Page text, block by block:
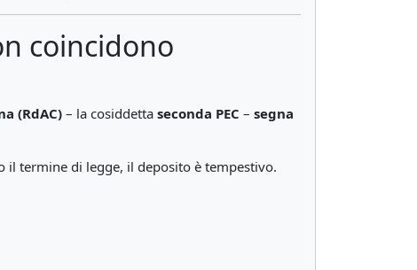
coincidono
(RdAC) – la cosiddetta seconda PEC – segna
il termine di legge, il deposito è tempestivo.